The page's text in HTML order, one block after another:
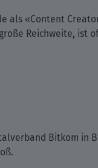
als «Content
Reichweite,
Bitkom in